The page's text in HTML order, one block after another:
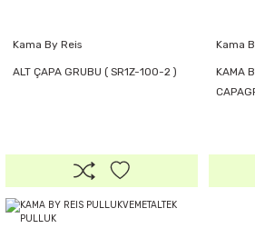
Kama By Reis
ALT ÇAPA GRUBU ( SR1Z-100-2 )
Kama
KAMA